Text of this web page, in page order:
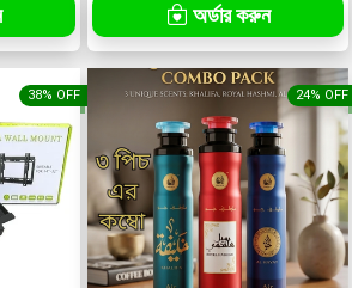
অর্ডার করুন
38% OFF 24% OFF